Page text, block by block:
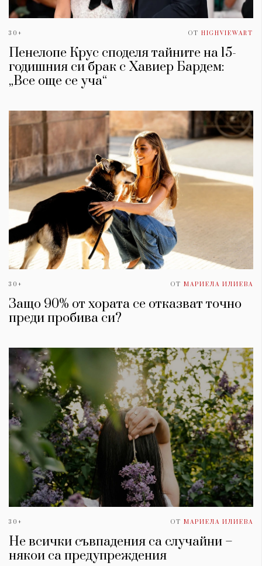
30+ ОТ HIGHVIEWART
Пенелопе Крус споделя тайните на 15-
годишния си брак с Хавиер Бардем:
„Все още се уча“
30+ ОТ МАРИЕЛА ИЛИЕВА
Защо 90% от хората се отказват точно
преди пробива си?
30+ ОТ МАРИЕЛА ИЛИЕВА
Не всички съвпадения са случайни –
някои са предупреждения